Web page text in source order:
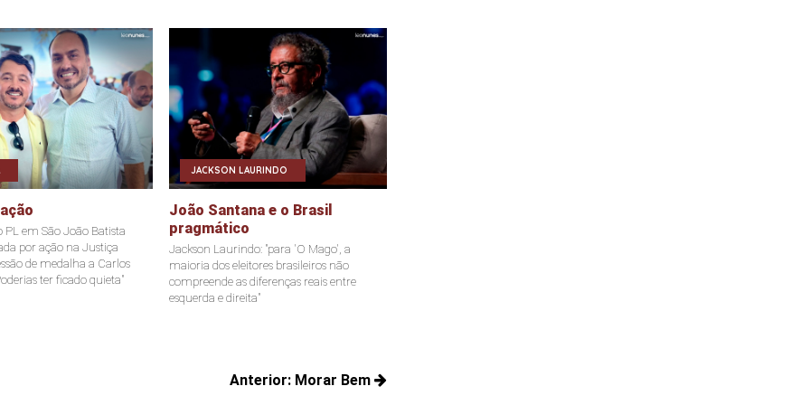
PL em São João Batista
por ação na Justiça
de medalha a Carlos
ter ficado quieta"
JACKSON LAURINDO
João Santana e o Brasil
pragmático
Jackson Laurindo: "para 'O Mago', a
maioria dos eleitores brasileiros não
compreende as diferenças reais entre
esquerda e direita"
Anterior: Morar Bem